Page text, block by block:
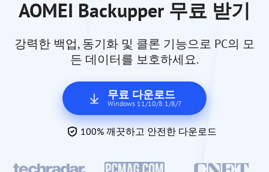
AOMEI Backupper 무료 받기
강력한 백업, 동기화 및 클론 기능으로 PC의 모
든 데이터를 보호하세요.
무료 다운로드
Windows 11/10/8.1/8/7
100% 깨끗하고 안전한 다운로드